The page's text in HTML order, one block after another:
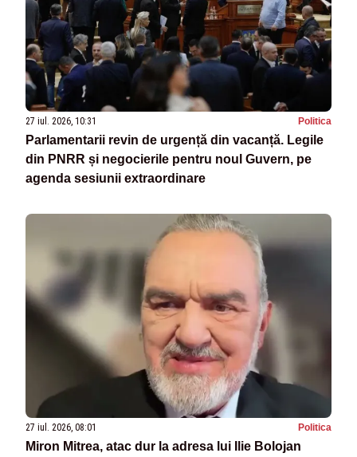
27 iul. 2026, 10:31 Politica
Parlamentarii revin de urgență din vacanță. Legile
din PNRR și negocierile pentru noul Guvern, pe
agenda sesiunii extraordinare
27 iul. 2026, 08:01 Politica
Miron Mitrea, atac dur la adresa lui Ilie Bolojan